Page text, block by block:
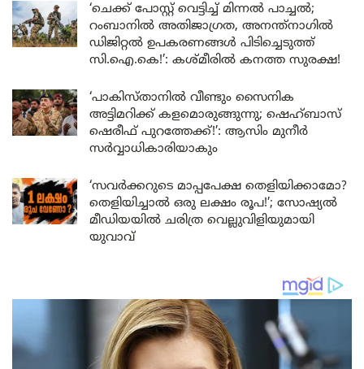
‘ചെക്ക് പോസ്റ്റ് വെട്ടിച്ച് മിന്നൽ പാച്ചൽ;
റംബാനിൽ അതിജാഗ്രത, അനന്ത്നാഗിൽ
ഡിജിറ്റൽ ഉപകരണങ്ങൾ പിടിച്ചെടുത്ത്
സി.ഐ.കെ!’: കശ്മീരിൽ കനത്ത സുരക്ഷ!
‘പാകിസ്താനിൽ വീണ്ടും സൈനിക
അട്ടിമറിക്ക് കളമൊരുങ്ങുന്നു; ഷെഹ്ബാസ്
ഷെരീഫ് പുറത്തേക്ക്!’: ആസിം മുനീർ
സർവ്വാധികാരിയാകും
‘സവർക്കറുടെ മാപ്പപേക്ഷ തെളിയിക്കാമോ?
തെളിയിച്ചാൽ ഒരു ലക്ഷം രൂപ!’; സോഷ്യൽ
മീഡിയയിൽ ചരിത്ര വെല്ലുവിളിയുമായി
യുവാവ്